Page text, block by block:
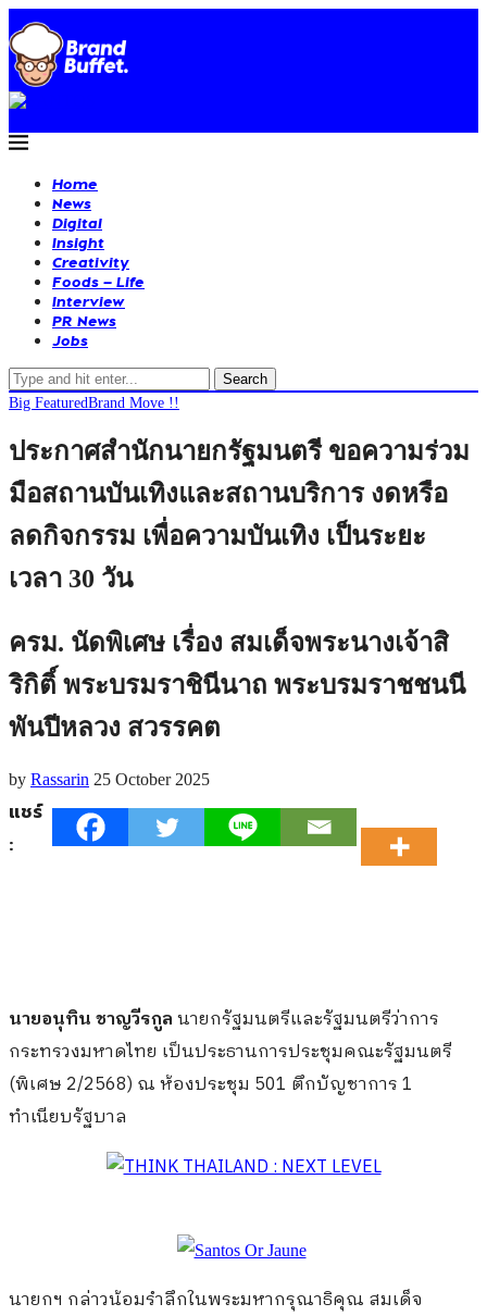
Home
News
Digital
Insight
Creativity
Foods – Life
Interview
PR News
Jobs
Search
Big FeaturedBrand Move !!
ประกาศสํานักนายกรัฐมนตรี ขอความร่วม
มือสถานบันเทิงและสถานบริการ งดหรือ
ลดกิจกรรม เพื่อความบันเทิง เป็นระยะ
เวลา 30 วัน
ครม. นัดพิเศษ เรื่อง สมเด็จพระนางเจ้าสิ
ริกิติ์ พระบรมราชินีนาถ พระบรมราชชนนี
พันปีหลวง สวรรคต
by Rassarin 25 October 2025
แชร์
:
นายอนุทิน ชาญวีรกูลนายกรัฐมนตรีและรัฐมนตรีว่าการ
กระทรวงมหาดไทย เป็นประธานการประชุมคณะรัฐมนตรี
(พิเศษ 2/2568) ณ ห้องประชุม 501 ตึกบัญชาการ 1
ทำเนียบรัฐบาล
นายกฯ กล่าวน้อมรำลึกในพระมหากรุณาธิคุณ สมเด็จ